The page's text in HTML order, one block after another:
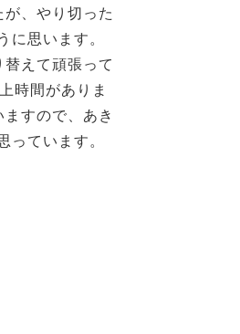
、やり切った
に思います。
えて頑張って
時間がありま
すので、あき
っています。